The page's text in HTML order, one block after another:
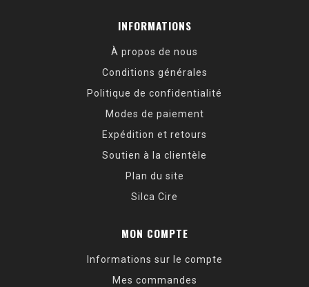
INFORMATIONS
À propos de nous
Conditions générales
Politique de confidentialité
Modes de paiement
Expédition et retours
Soutien à la clientèle
Plan du site
Silca Cire
MON COMPTE
Informations sur le compte
Mes commandes